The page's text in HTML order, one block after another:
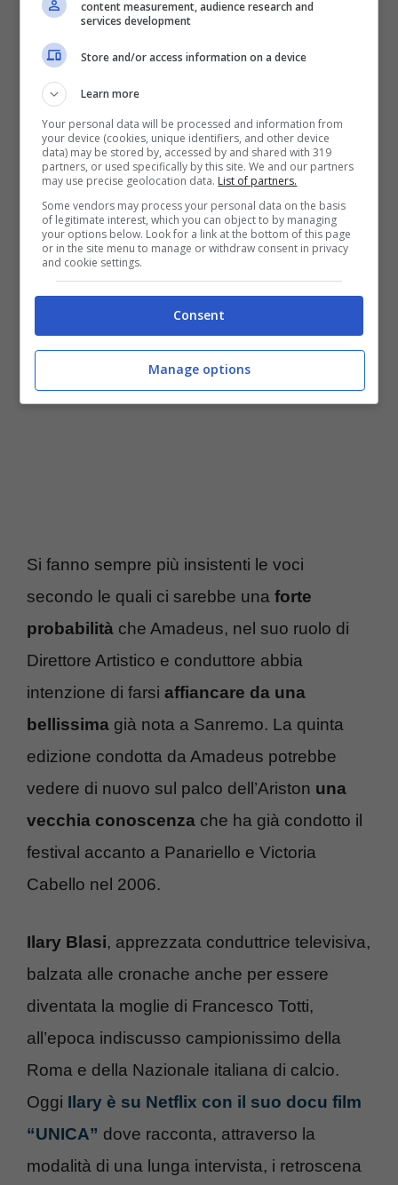
mattutino di Fiorello, Viva Rai Due, in onda
alle 7.15 tutti i giorni sulla rete, ha annunciato
a sorpresa la partecipazione dell’ultimo
vincitore del festival 2023.Marco Mengoni
sarà dunque super ospite della prima serata
il 6 febbraio, ma la notizia bomba è che
affiancherà Ama come co-conduttore.
Le indiscrezioni
Si fanno sempre più insistenti le voci
secondo le quali ci sarebbe una forte
probabilità che Amadeus, nel suo ruolo di
Direttore Artistico e conduttore abbia
intenzione di farsi affiancare da una
bellissima già nota a Sanremo. La quinta
edizione condotta da Amadeus potrebbe
vedere di nuovo sul palco dell’Ariston una
vecchia conoscenza che ha già condotto il
festival accanto a Panariello e Victoria
Cabello nel 2006.
Ilary Blasi, apprezzata conduttrice televisiva,
balzata alle cronache anche per essere
diventata la moglie di Francesco Totti,
all’epoca indiscusso campionissimo della
Roma e della Nazionale italiana di calcio.
Oggi Ilary è su Netflix con il suo docu film
“UNICA” dove racconta, attraverso la
modalità di una lunga intervista, i retroscena
content measurement, audience research and
services development
Store and/or access information on a device
Learn more
Your personal data will be processed and information from
your device (cookies, unique identifiers, and other device
data) may be stored by, accessed by and shared with 319
partners, or used specifically by this site. We and our partners
may use precise geolocation data. List of partners.
Some vendors may process your personal data on the basis
of legitimate interest, which you can object to by managing
your options below. Look for a link at the bottom of this page
or in the site menu to manage or withdraw consent in privacy
and cookie settings.
Consent
Manage options